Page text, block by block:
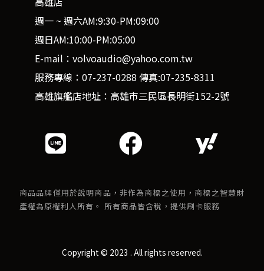
週一 ~ 週六AM:9:30-PM:09:00
週日AM:10:00-PM:05:00
E-mail：volvoaudio@yahoo.com.tw
服務專線：07-237-0288 傳真:07-235-8311
高雄旗艦店地址：高雄市三民區長明街152-2號
商品品牌僅用於說明商品，非作為商標之使用，商標之智慧財
產權為原權利人所有。 所有商品皆含稅，提供刷卡服務
Copyright © 2023 . All rights reserved.